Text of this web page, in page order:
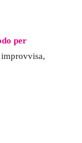
per
improvvisa,